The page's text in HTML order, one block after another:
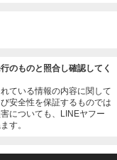
のものと照合し確認してく
ている情報の内容に関して
安全性を保証するものでは
についても、LINEヤフー
す。